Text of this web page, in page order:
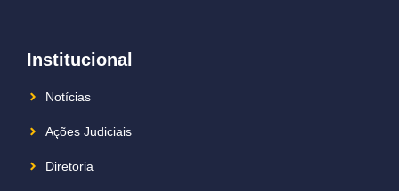
Institucional
Notícias
Ações Judiciais
Diretoria